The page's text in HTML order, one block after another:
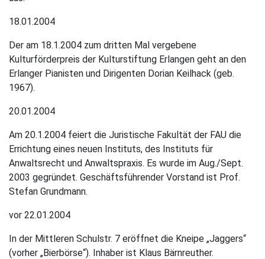
18.01.2004
Der am 18.1.2004 zum dritten Mal vergebene
Kulturförderpreis der Kulturstiftung Erlangen geht an den
Erlanger Pianisten und Dirigenten Dorian Keilhack (geb.
1967).
20.01.2004
Am 20.1.2004 feiert die Juristische Fakultät der FAU die
Errichtung eines neuen Instituts, des Instituts für
Anwaltsrecht und Anwaltspraxis. Es wurde im Aug./Sept.
2003 gegründet. Geschäftsführender Vorstand ist Prof.
Stefan Grundmann.
vor 22.01.2004
In der Mittleren Schulstr. 7 eröffnet die Kneipe „Jaggers“
(vorher „Bierbörse“). Inhaber ist Klaus Bärnreuther.